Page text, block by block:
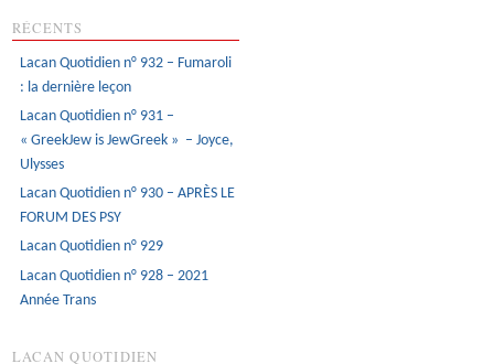
RÉCENTS
Lacan Quotidien n° 932 – Fumaroli
: la dernière leçon
Lacan Quotidien n° 931 –
« GreekJew is JewGreek » – Joyce,
Ulysses
Lacan Quotidien n° 930 – APRÈS LE
FORUM DES PSY
Lacan Quotidien n° 929
Lacan Quotidien n° 928 – 2021
Année Trans
LACAN QUOTIDIEN